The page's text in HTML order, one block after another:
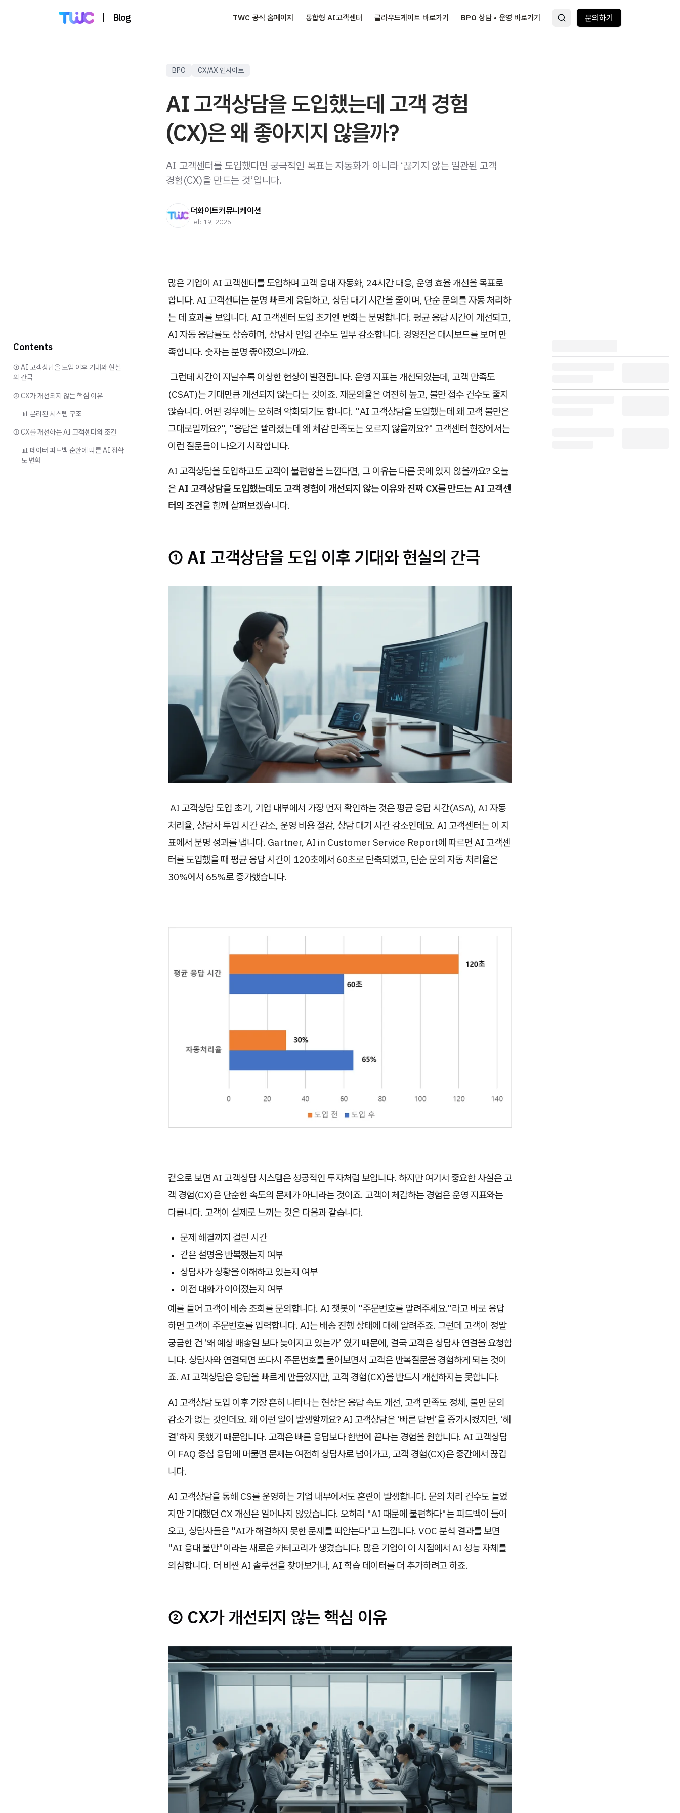
| Blog TWC 공식 홈페이지 통합형 AI고객센터 클라우드게이트 바로가기 BPO 상담 • 운영 바로가기 문의하기
BPO CX/AX 인사이트
AI 고객상담을 도입했는데 고객 경험
(CX)은 왜 좋아지지 않을까?
AI 고객센터를 도입했다면 궁극적인 목표는 자동화가 아니라 ‘끊기지 않는 일관된 고객
경험(CX)을 만드는 것’입니다.
더화이트커뮤니케이션
Feb 19, 2026
많은 기업이 AI 고객센터를 도입하며 고객 응대 자동화, 24시간 대응, 운영 효율 개선을 목표로
합니다. AI 고객센터는 분명 빠르게 응답하고, 상담 대기 시간을 줄이며, 단순 문의를 자동 처리하
는 데 효과를 보입니다. AI 고객센터 도입 초기엔 변화는 분명합니다. 평균 응답 시간이 개선되고,
AI 자동 응답률도 상승하며, 상담사 인입 건수도 일부 감소합니다. 경영진은 대시보드를 보며 만
족합니다. 숫자는 분명 좋아졌으니까요.
그런데 시간이 지날수록 이상한 현상이 발견됩니다. 운영 지표는 개선되었는데, 고객 만족도
(CSAT)는 기대만큼 개선되지 않는다는 것이죠. 재문의율은 여전히 높고, 불만 접수 건수도 줄지
않습니다. 어떤 경우에는 오히려 악화되기도 합니다. "AI 고객상담을 도입했는데 왜 고객 불만은
그대로일까요?", "응답은 빨라졌는데 왜 체감 만족도는 오르지 않을까요?" 고객센터 현장에서는
이런 질문들이 나오기 시작합니다.
AI 고객상담을 도입하고도 고객이 불편함을 느낀다면, 그 이유는 다른 곳에 있지 않을까요? 오늘
은AI 고객상담을 도입했는데도 고객 경험이 개선되지 않는 이유와 진짜 CX를 만드는 AI 고객센
터의 조건을 함께 살펴보겠습니다.
① AI 고객상담을 도입 이후 기대와 현실의 간극
AI 고객상담 도입 초기, 기업 내부에서 가장 먼저 확인하는 것은 평균 응답 시간(ASA), AI 자동
처리율, 상담사 투입 시간 감소, 운영 비용 절감, 상담 대기 시간 감소인데요. AI 고객센터는 이 지
표에서 분명 성과를 냅니다. Gartner, AI in Customer Service Report에 따르면 AI 고객센
터를 도입했을 때 평균 응답 시간이 120초에서 60초로 단축되었고, 단순 문의 자동 처리율은
30%에서 65%로 증가했습니다.
겉으로 보면 AI 고객상담 시스템은 성공적인 투자처럼 보입니다. 하지만 여기서 중요한 사실은 고
객 경험(CX)은 단순한 속도의 문제가 아니라는 것이죠. 고객이 체감하는 경험은 운영 지표와는
다릅니다. 고객이 실제로 느끼는 것은 다음과 같습니다.
문제 해결까지 걸린 시간
같은 설명을 반복했는지 여부
상담사가 상황을 이해하고 있는지 여부
이전 대화가 이어졌는지 여부
예를 들어 고객이 배송 조회를 문의합니다. AI 챗봇이 "주문번호를 알려주세요."라고 바로 응답
하면 고객이 주문번호를 입력합니다. AI는 배송 진행 상태에 대해 알려주죠. 그런데 고객이 정말
궁금한 건 ‘왜 예상 배송일 보다 늦어지고 있는가’ 였기 때문에, 결국 고객은 상담사 연결을 요청합
니다. 상담사와 연결되면 또다시 주문번호를 물어보면서 고객은 반복질문을 경험하게 되는 것이
죠. AI 고객상담은 응답을 빠르게 만들었지만, 고객 경험(CX)을 반드시 개선하지는 못합니다.
AI 고객상담 도입 이후 가장 흔히 나타나는 현상은 응답 속도 개선, 고객 만족도 정체, 불만 문의
감소가 없는 것인데요. 왜 이런 일이 발생할까요? AI 고객상담은 ‘빠른 답변’을 증가시켰지만, ‘해
결’하지 못했기 때문입니다. 고객은 빠른 응답보다 한번에 끝나는 경험을 원합니다. AI 고객상담
이 FAQ 중심 응답에 머물면 문제는 여전히 상담사로 넘어가고, 고객 경험(CX)은 중간에서 끊깁
니다.
AI 고객상담을 통해 CS를 운영하는 기업 내부에서도 혼란이 발생합니다. 문의 처리 건수도 늘었
지만기대했던 CX 개선은 일어나지 않았습니다. 오히려 "AI 때문에 불편하다"는 피드백이 들어
오고, 상담사들은 "AI가 해결하지 못한 문제를 떠안는다"고 느낍니다. VOC 분석 결과를 보면
"AI 응대 불만"이라는 새로운 카테고리가 생겼습니다. 많은 기업이 이 시점에서 AI 성능 자체를
의심합니다. 더 비싼 AI 솔루션을 찾아보거나, AI 학습 데이터를 더 추가하려고 하죠.
② CX가 개선되지 않는 핵심 이유
Contents
① AI 고객상담을 도입 이후 기대와 현실
의 간극
② CX가 개선되지 않는 핵심 이유
📊 분리된 시스템 구조
③ CX를 개선하는 AI 고객센터의 조건
📊 데이터 피드백 순환에 따른 AI 정확
도 변화